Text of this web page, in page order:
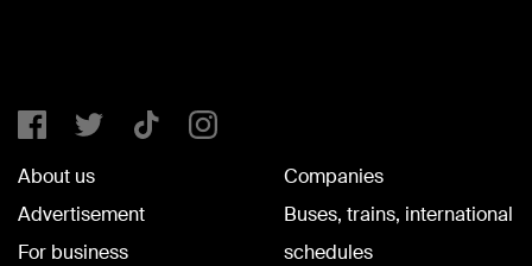
About us
Advertisement
For business
Companies
Buses, trains, international
schedules